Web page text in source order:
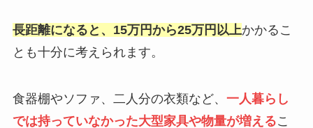
長距離になると、15万円から25万円以上かかるこ
とも十分に考えられます。
食器棚やソファ、二人分の衣類など、 一人暮らし
では持っていなかった大型家具や物量が増えるこ